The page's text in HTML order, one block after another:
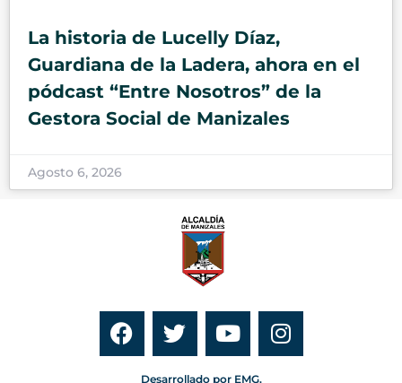
La historia de Lucelly Díaz,
Guardiana de la Ladera, ahora en el
pódcast “Entre Nosotros” de la
Gestora Social de Manizales
Agosto 6, 2026
Desarrollado por EMG.